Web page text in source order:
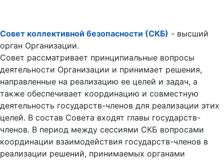
Совет коллективной безопасности (СКБ) - высший
орган Организации.
Совет рассматривает принципиальные вопросы
деятельности Организации и принимает решения,
направленные на реализацию ее целей и задач, а
также обеспечивает координацию и совместную
деятельность государств-членов для реализации этих
целей. В состав Совета входят главы государств-
членов. В период между сессиями СКБ вопросами
координации взаимодействия государств-членов в
реализации решений, принимаемых органами